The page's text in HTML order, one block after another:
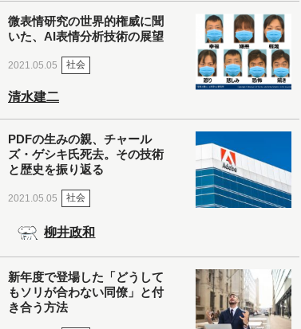
微表情研究の世界的権威に聞
いた、AI表情分析技術の展望
2021.05.05 社会
清水建二
PDFの生みの親、チャール
ズ・ゲシキ氏死去。その技術
と歴史を振り返る
2021.05.05 社会
柳井政和
新年度で登場した「どうして
もソリが合わない同僚」と付
き合う方法